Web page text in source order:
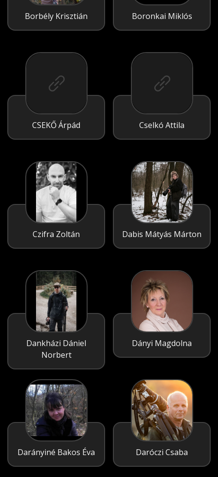
Borbély Krisztián Boronkai Miklós
CSEKŐ Árpád Cselkó Attila
Czifra Zoltán Dabis Mátyás Márton
Dankházi Dániel
Norbert
Dányi Magdolna
Darányiné Bakos Éva Daróczi Csaba